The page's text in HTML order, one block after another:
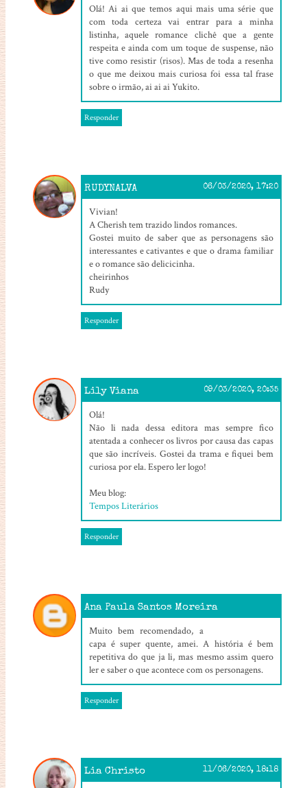
Olá! Ai ai que temos aqui mais uma série que
com toda certeza vai entrar para a minha
listinha, aquele romance clichê que a gente
respeita e ainda com um toque de suspense, não
tive como resistir (risos). Mas de toda a resenha
o que me deixou mais curiosa foi essa tal frase
sobre o irmão, ai ai ai Yukito.
Responder
RUDYNALVA 06/03/2020, 17:20
Vivian!
A Cherish tem trazido lindos romances.
Gostei muito de saber que as personagens são
interessantes e cativantes e que o drama familiar
e o romance são delicicinha.
cheirinhos
Rudy
Responder
Lily Viana 09/03/2020, 20:35
Olá!
Não li nada dessa editora mas sempre fico
atentada a conhecer os livros por causa das capas
que são incríveis. Gostei da trama e fiquei bem
curiosa por ela. Espero ler logo!
Meu blog:
Tempos Literários
Responder
Ana Paula Santos Moreira
Muito bem recomendado, a
capa é super quente, amei. A história é bem
repetitiva do que ja li, mas mesmo assim quero
ler e saber o que acontece com os personagens.
Responder
Lia Christo 11/06/2020, 18:18